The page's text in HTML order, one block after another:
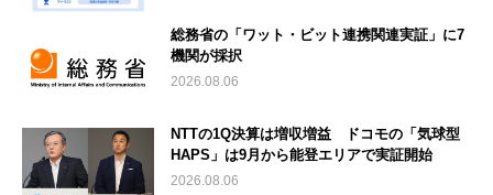
総務省の「ワット・ビット連携関連実証」に7
機関が採択
2026.08.06
NTTの1Q決算は増収増益 ドコモの「気球型
HAPS」は9月から能登エリアで実証開始
2026.08.06